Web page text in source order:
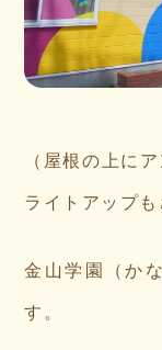
（屋根の上に
ライトアップ
金山学園（か
す。